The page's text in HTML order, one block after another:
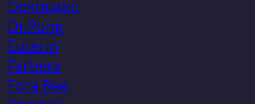
Dokbuaku
Dr.Pong
Eucerin
Farbera
Fora Bee